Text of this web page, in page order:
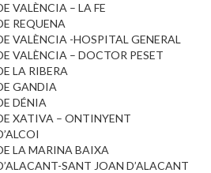
VALÈNCIA – LA FE
REQUENA
VALÈNCIA -HOSPITAL GENERAL
VALÈNCIA – DOCTOR PESET
LA RIBERA
GANDIA
DÉNIA
XATIVA – ONTINYENT
LA MARINA BAIXA
SANT JOAN D’ALACANT